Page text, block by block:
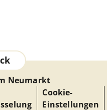
Neumarkt
Cookie-
Einstellungen